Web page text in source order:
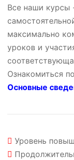
Все наши курсы
максимально
уроков и
Ознакомиться
Основные
Уровень